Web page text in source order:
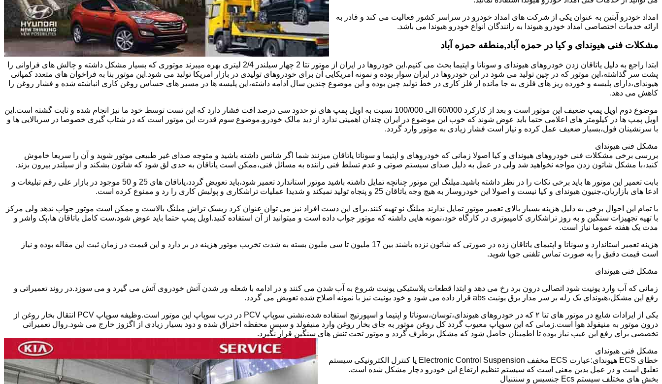
امداد خودرو آبتین به عنوان یکی از شرکت های امداد خودرو در سراسر کشور فعالیت می کند و قادر به
ارائه خدمات اختصاصی امداد خودرو هیوندا به رانندگان انواع خودرو هیوندا می باشد.
مشکلات فنی هیوندای و کیا در حمزه آباد,منطقه حمزه آباد
ابتدا راجع به دلیل یاتاقان زدن خودروهای هیوندای و سوناتا و اپتیما بحث می کنیم.این خودروها در ایران از موتور تتا 2 چهار سیلندر 2/4 لیتری بهره میبرند موتوری که بسیار مشکل داشته و چالش های فراوانی را
پشت سر گذاشته،این موتور که در چین تولید می شود در این خودروها در ایران سوار بوده و نمونه امریکایی آن برای خودروهای تولیدی در بازار امریکا تولید می شود.این موتور بنا به فراخوان های متعدد کمپانی
هیوندای،دارای پلیسه و خورده ریز های فلزی به جا مانده از فلز کاری در خط تولید چین بوده و این موضوع چندین سال ادامه داشته،این پلیسه ها در مسیر های حساس روغن کاری انباشته شده و فشار روغن را
کاهش می دهد.
موضوع دوم اویل پمپ ضعیف این موتور است و بعد از کارکرد 60/000 الی 100/000 نسبت به اویل پمپ های نو حدود سی درصد افت فشار دارد که این تست توسط خود ما نیز انجام شده و ثابت گشته است.این
اویل پمپ ها در کیلومتر های اعلامی حتما باید عوض شوند که خوب این موضوع در ایران چندان اهمیتی ندارد از دید مالک خودرو.موضوع سوم قدرت این موتور است که در شتاب گیری خصوصا در سربالایی ها و
با سرنشینان فول،بسیار ضعیف عمل کرده و نیاز است فشار زیادی به موتور وارد گردد.
مشکل فنی هیوندای
بررسی برخی مشکلات فنی خودروهای هیوندای و کیا اصولا زمانی که خودروهای و اپتیما و سوناتا یاتاقان میزنند شما اگر شانس داشته باشید و متوجه صدای غیر طبیعی موتور شوید و آن را سریعا خاموش
کنید،با مشکل شاتون زدن مواجه نخواهید شد ولی در عمل به دلیل صدای سیستم صوتی و عدم تسلط فنی راننده به مسائل فنی،ممکن است یاتاقان به حدی لق شود که شاتون بشکند و از سیلندر بیرون بزند.
بابت تعمیر این موتور ها باید برخی نکات را در نظر داشته باشید.میلنگ این موتور چنانچه تمایل داشته باشید موتور استاندارد تعمیر شود،باید تعویض گردد،یاتاقان های 25 و 50 موجود در بازار علی رقم تبلیغات و
ادعا های بازاریان،جنیون هیوندای و کیا نیست و اصولا این خودروساز به هیچ وجه یاتاقان 25 و پنجاه تولید نمیکند و شدیدا عملیات تراشکاری و پولیش کاری را رد و ممنوع کرده است.
با تمام این احوال برخی به دلیل هزینه بسیار بالای تعمیر موتور تمایل ندارند میلنگ نو تهیه کنند.برای این دست افراد نیز می توان عنوان کرد ریسک تراش میلنگ بالاست و ممکن است موتور جواب ندهد ولی مرکز
با تهیه تجهیزات سنگین و به روز تراشکاری کامپیوتری در کارگاه خود،نمونه هایی داشته که موتور جواب داده است و میتوانید از آن استفاده کنید.اویل پمپ حتما باید عوض شود،ست کامل یاتاقان ها،پک واشر و
مدت یک هفته عموما نیاز است.
هزینه تعمیر استاندارد و سوناتا و اپتیمای یاتاقان زده در صورتی که شاتون نزده باشند بین 17 ملیون تا سی ملیون بسته به شدت تخریب موتور هزینه در بر دارد و این قیمت در زمان ثبت این مقاله بوده و نیاز
است قیمت دقیق را به صورت تماس تلفنی جویا شوید.
مشکل فنی هیوندای
زمانی که آب وارد یونیت شود اتصالی درون برد رخ می دهد و ابتدا قطعات پلاستیکی یونیت شروع به آب شدن می کنند و در ادامه با شعله ور شدن آتش خودروی آتش می گیرد و می سوزد.در روند تعمیراتی و
رفع این مشکل،هیوندای یک رله بر سر مدار برق یونیت abs قرار داده می شود و خود یونیت نیز با نمونه اصلاح شده تعویض می گردد.
یکی از ایرادات شایع در موتور های تتا ۲ که در خودروهای هیوندای،توسان،سوناتا و اپتیما و اسپورتیج استفاده شده،نشتی سوپاپ PCV در درب سوپاپ این موتور است.وظیفه سوپاپ PCV انتقال بخار روغن از
درون موتور به منیفولد هوا است.زمانی که این سوپاپ معیوب گردد کل روغن موتور به جای بخار روغن وارد منیفولد و سپس محفظه احتراق شده و دود بسیار زیادی از اگزوز خارج می شود.روال تعمیراتی
تخصصی برای رفع این عیب نیاز بوده تا اطمینان حاصل شود که مشکل برطرف گردد و موتور تحت تنش های سنگین قرار نگیرد.
مشکل فنی هیوندای
خطای ECS هیوندای:عبارت ECS مخفف Electronic Control Suspension یا کنترل الکترونیکی سیستم
تعلیق است و در عمل بدین معنی است که سیستم تنظیم ارتفاع این خودرو دچار مشکل شده است.
بخش های مختلف سیستم Ecs جنسیس و سنتنیال